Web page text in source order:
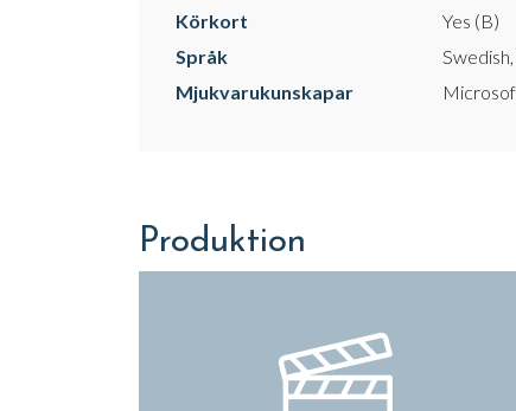
Körkort
Yes (B)
Språk
Mjukvarukunskapar
Produktion